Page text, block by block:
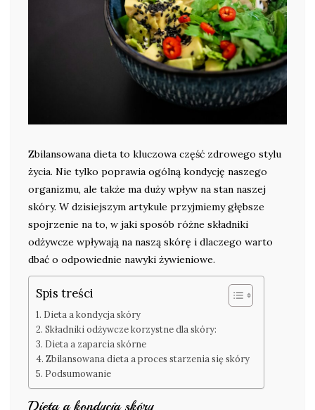
Zbilansowana dieta to kluczowa część zdrowego stylu
życia. Nie tylko poprawia ogólną kondycję naszego
organizmu, ale także ma duży wpływ na stan naszej
skóry. W dzisiejszym artykule przyjmiemy głębsze
spojrzenie na to, w jaki sposób różne składniki
odżywcze wpływają na naszą skórę i dlaczego warto
dbać o odpowiednie nawyki żywieniowe.
Spis treści
Dieta a kondycja skóry
Składniki odżywcze korzystne dla skóry:
Dieta a zaparcia skórne
Zbilansowana dieta a proces starzenia się skóry
Podsumowanie
Dieta a kondycja skóry